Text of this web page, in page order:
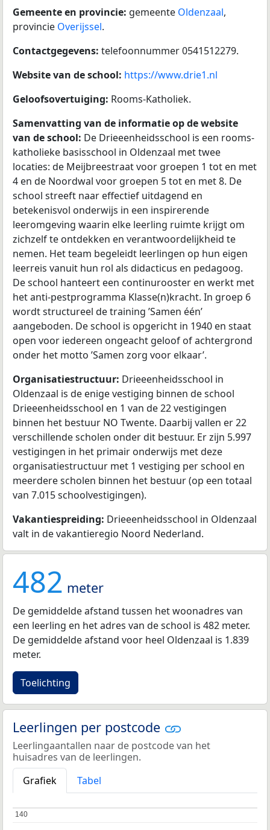
Gemeente en provincie: gemeente Oldenzaal,
provincie Overijssel.
Contactgegevens: telefoonnummer 0541512279.
Website van de school: https://www.drie1.nl
Geloofsovertuiging: Rooms-Katholiek.
Samenvatting van de informatie op de website
van de school: De Drieeenheidsschool is een rooms-
katholieke basisschool in Oldenzaal met twee
locaties: de Meijbreestraat voor groepen 1 tot en met
4 en de Noordwal voor groepen 5 tot en met 8. De
school streeft naar effectief uitdagend en
betekenisvol onderwijs in een inspirerende
leeromgeving waarin elke leerling ruimte krijgt om
zichzelf te ontdekken en verantwoordelijkheid te
nemen. Het team begeleidt leerlingen op hun eigen
leerreis vanuit hun rol als didacticus en pedagoog.
De school hanteert een continurooster en werkt met
het anti-pestprogramma Klasse(n)kracht. In groep 6
wordt structureel de training ’Samen één’
aangeboden. De school is opgericht in 1940 en staat
open voor iedereen ongeacht geloof of achtergrond
onder het motto ’Samen zorg voor elkaar’.
Organisatiestructuur: Drieeenheidsschool in
Oldenzaal is de enige vestiging binnen de school
Drieeenheidsschool en 1 van de 22 vestigingen
binnen het bestuur NO Twente. Daarbij vallen er 22
verschillende scholen onder dit bestuur. Er zijn 5.997
vestigingen in het primair onderwijs met deze
organisatiestructuur met 1 vestiging per school en
meerdere scholen binnen het bestuur (op een totaal
van 7.015 schoolvestigingen).
Vakantiespreiding: Drieeenheidsschool in Oldenzaal
valt in de vakantieregio Noord Nederland.
482 meter
De gemiddelde afstand tussen het woonadres van
een leerling en het adres van de school is 482 meter.
De gemiddelde afstand voor heel Oldenzaal is 1.839
meter.
Toelichting
Leerlingen per postcode
Leerlingaantallen naar de postcode van het
huisadres van de leerlingen.
Grafiek
Tabel
140
140